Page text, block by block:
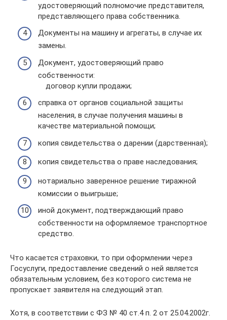
удостоверяющий полномочие представителя,
представляющего права собственника.
Документы на машину и агрегаты, в случае их
замены.
Документ, удостоверяющий право
собственности:
договор купли продажи;
справка от органов социальной защиты
населения, в случае получения машины в
качестве материальной помощи;
копия свидетельства о дарении (дарственная);
копия свидетельства о праве наследования;
нотариально заверенное решение тиражной
комиссии о выигрыше;
иной документ, подтверждающий право
собственности на оформляемое транспортное
средство.
Что касается страховки, то при оформлении через
Госуслуги, предоставление сведений о ней является
обязательным условием, без которого система не
пропускает заявителя на следующий этап.
Хотя, в соответствии с ФЗ № 40 ст.4 п. 2 от 25.04.2002г.